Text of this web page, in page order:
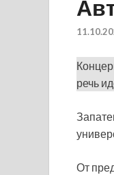
речь
От